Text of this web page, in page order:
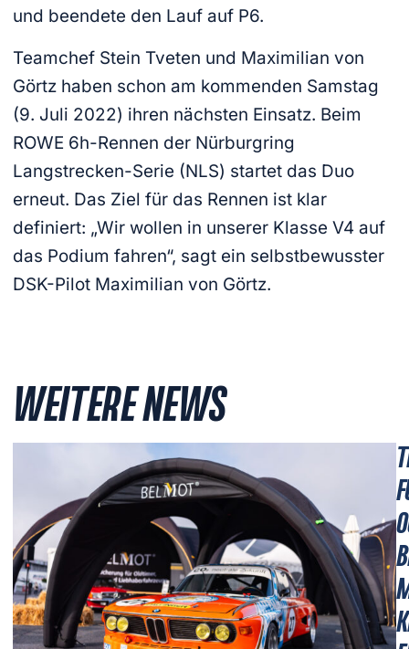
und beendete den Lauf auf P6.
Teamchef Stein Tveten und Maximilian von
Görtz haben schon am kommenden Samstag
(9. Juli 2022) ihren nächsten Einsatz. Beim
ROWE 6h-Rennen der Nürburgring
Langstrecken-Serie (NLS) startet das Duo
erneut. Das Ziel für das Rennen ist klar
definiert: „Wir wollen in unserer Klasse V4 auf
das Podium fahren“, sagt ein selbstbewusster
DSK-Pilot Maximilian von Görtz.
WEITERE NEWS